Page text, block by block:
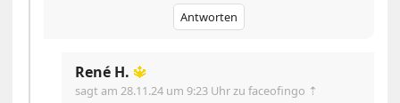
Antworten
René H. 🔱
sagt am 28.11.24 um 9:23 Uhr zu faceofingo ⇡